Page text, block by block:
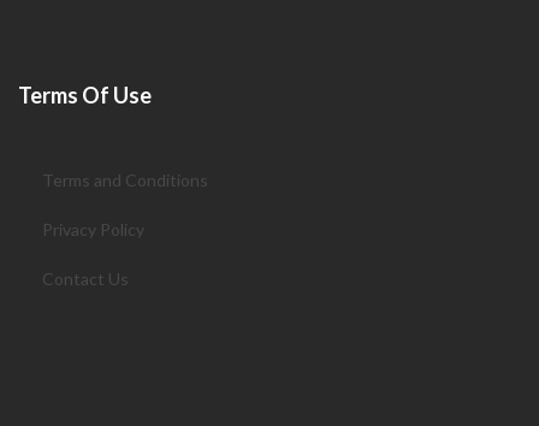
Terms Of Use
Terms and Conditions
Privacy Policy
Contact Us